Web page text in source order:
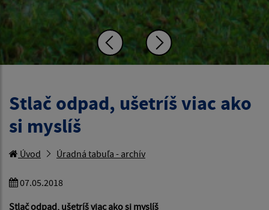
Stlač odpad, ušetríš viac ako
si myslíš
Úvod Úradná tabuľa - archív
07.05.2018
Stlač odpad, ušetríš viac ako si myslíš